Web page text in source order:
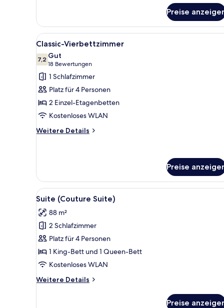
Bett
Preise
Alle
Fotos
für
Classic-
Vierbettzimmer
anzeigen
Ein Schlafraum mit
5
Classic-Vierbettzimmer
7,27,2 von 10
Gut
18 Bewertungen
(18
Bewertungen)
1 Schlafzimmer
Platz für 4 Personen
2 Einzel-Etagenbetten
Kostenloses WLAN
Weitere Details
Weitere
Preise
Alle
Fotos
für
Suite
(Couture
Suite)
anzeigen
Ein modernes Wohnzimmer
8
Suite (Couture Suite)
88 m²
2 Schlafzimmer
Platz für 4 Personen
1 King-Bett und 1 Queen-Bett
Kostenloses WLAN
Weitere Details
Weitere
Preise